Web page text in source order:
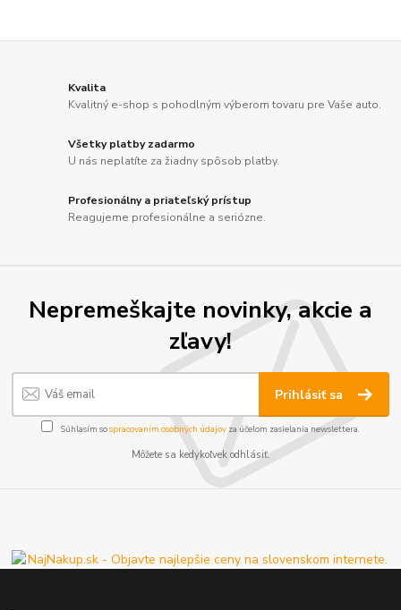
Kvalita
Kvalitný e-shop s pohodlným výberom tovaru pre Vaše auto.
Všetky platby zadarmo
U nás neplatíte za žiadny spôsob platby.
Profesionálny a priateľský prístup
Reagujeme profesionálne a seriózne.
Nepremeškajte novinky, akcie a
zľavy!
Prihlásiť sa
Súhlasím sospracovaním osobných údajov za účelom zasielania newslettera.
Môžete sa kedykoľvek odhlásiť.